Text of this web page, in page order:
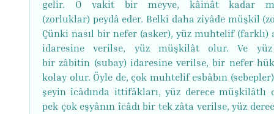
gelir. O vakit bir meyve, kâinât kadar
(zorluklar) peydâ eder. Belki daha ziyâde müşkil
Çünki nasıl bir nefer (asker), yüz muhtelif (farklı)
idaresine verilse, yüz müşkilât olur. Ve
bir zâbitin (subay) idaresine verilse, bir nefer
kolay olur. Öyle de, çok muhtelif esbâbın
şeyin îcâdında ittifâkları, yüz derece müşkilâtlı
pek çok eşyânın îcâdı bir tek zâta verilse, yüz